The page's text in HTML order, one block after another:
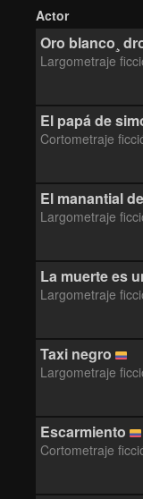
Actor
Oro blanco¸
Largometraje
El papá de
Cortometraje
El manantial
Largometraje
La muerte es
Largometraje
Taxi negro
Largometraje
Escarmiento
Cortometraje